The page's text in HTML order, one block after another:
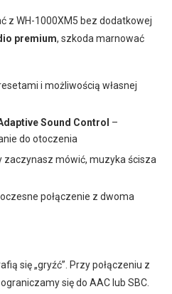
z WH-1000XM5 bez dodatkowej
premium, szkoda marnować
i możliwością własnej
Sound Control –
do otoczenia
zaczynasz mówić, muzyka ścisza
połączenie z dwoma
się „gryźć”. Przy połączeniu z
się do AAC lub SBC.